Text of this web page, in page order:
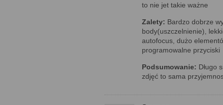
to nie jet takie ważne
Zalety: Bardzo dobrze
body(uszczelnienie),
autofocus, dużo
programowalne przyciski
Podsumowanie: Długo
zdjęć to sama